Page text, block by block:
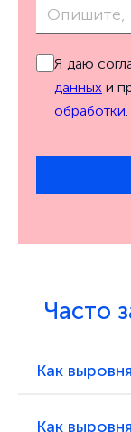
Я даю
данных и
обработки
Часто
Как
Как